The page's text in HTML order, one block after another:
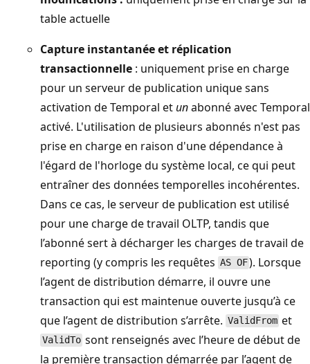
table actuelle
Capture instantanée et réplication
transactionnelle : uniquement prise en charge
pour un serveur de publication unique sans
activation de Temporal et unabonné avec Temporal
activé. L'utilisation de plusieurs abonnés n'est pas
prise en charge en raison d'une dépendance à
l'égard de l'horloge du système local, ce qui peut
entraîner des données temporelles incohérentes.
Dans ce cas, le serveur de publication est utilisé
pour une charge de travail OLTP, tandis que
l’abonné sert à décharger les charges de travail de
reporting (y compris les requêtes AS OF). Lorsque
l’agent de distribution démarre, il ouvre une
transaction qui est maintenue ouverte jusqu’à ce
que l’agent de distribution s’arrête. ValidFrom et
ValidTo sont renseignés avec l’heure de début de
la première transaction démarrée par l’agent de